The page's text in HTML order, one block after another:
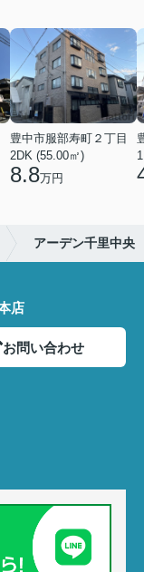
豊中市服部寿町２丁目
2DK (55.00㎡)
8.8万円
アーデン千里中央
店
お問い合わせ